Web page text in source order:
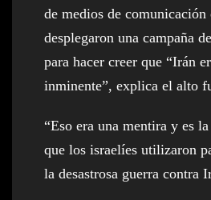
de medios de comunicación
desplegaron una campaña
para hacer creer que “Irán
inminente”, explica el alto
“Eso era una mentira y es
que los israelíes utilizaron
la desastrosa guerra contra